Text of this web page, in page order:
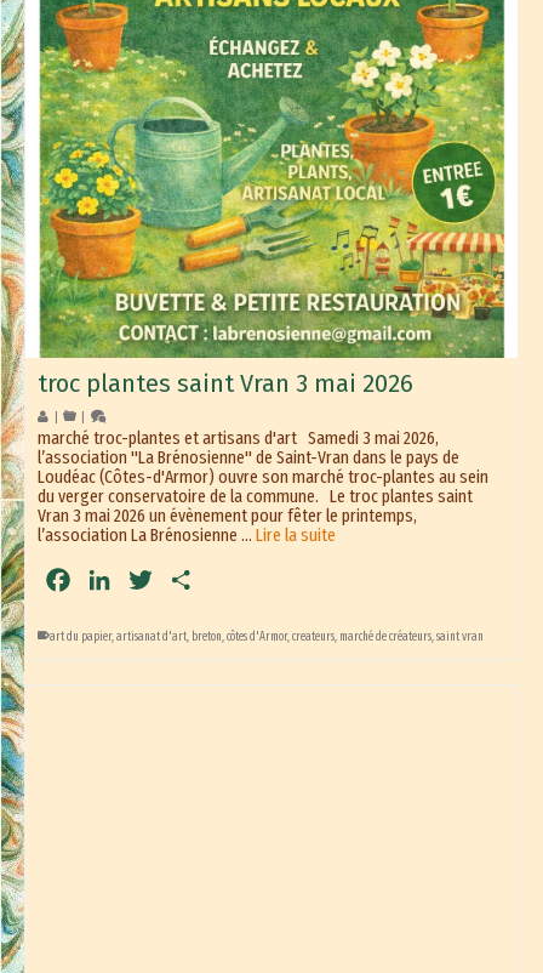
troc plantes saint Vran 3 mai 2026
marché troc-plantes et artisans d'art Samedi 3 mai 2026,
l’association "La Brénosienne" de Saint-Vran dans le pays de
Loudéac (Côtes-d'Armor) ouvre son marché troc-plantes au sein
du verger conservatoire de la commune. Le troc plantes saint
Vran 3 mai 2026 un évènement pour fêter le printemps,
l’association La Brénosienne … Lire la suite
FacebookLinkedInTwitter
art du papier,artisanat d'art, breton,côtes d'Armor,createurs, marché de créateurs,saint vran